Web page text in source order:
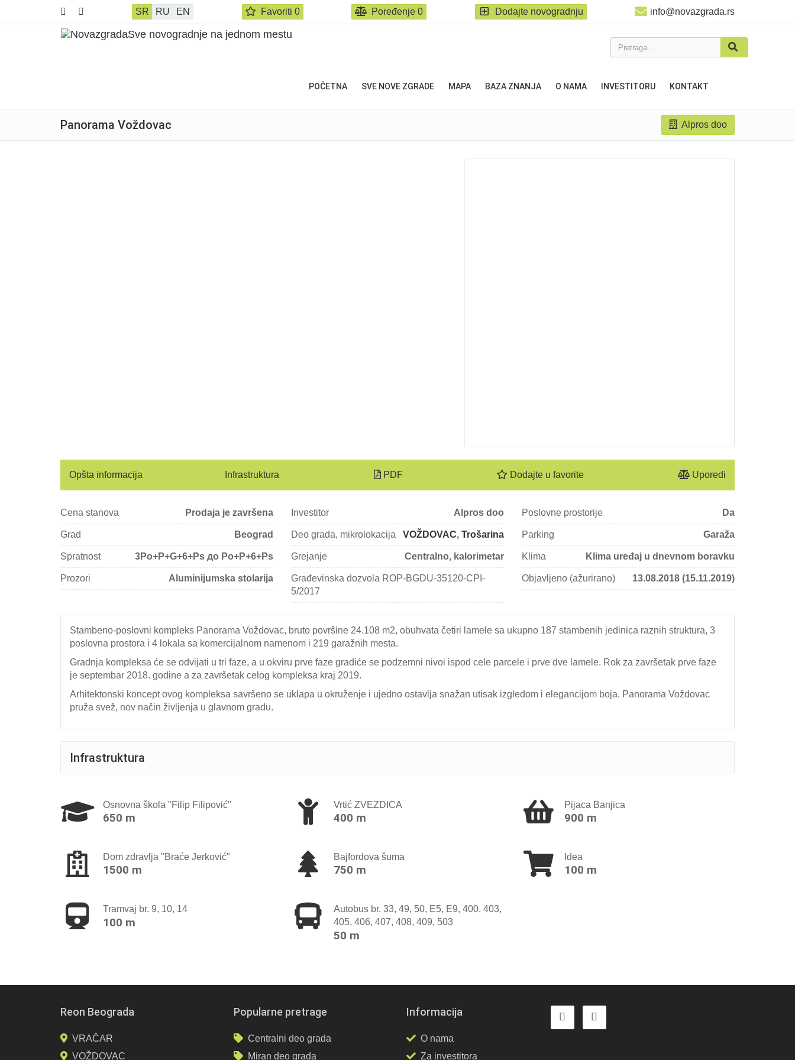
SR RU EN Favoriti 0 Poređenje0 Dodajte novogradnju info@novazgrada.rs
Pretraga...
POČETNA SVE NOVE ZGRADE MAPA BAZA ZNANJA O NAMA INVESTITORU KONTAKT
Panorama Voždovac Alpros doo
Opšta informacija Infrastruktura PDF Dodajte u favorite Uporedi
Cena stanova Prodaja je završena Investitor Alpros doo Poslovne prostorije Da
Grad Beograd Deo grada, mikrolokacija VOŽDOVAC, Trošarina Parking Garaža
Spratnost 3Po+P+G+6+Ps до Po+P+6+Ps Grejanje Centralno, kalorimetar Klima Klima uređaj u dnevnom boravku
Prozori Aluminijumska stolarija
Građevinska dozvola ROP-BGDU-35120-CPI-
5/2017
Objavljeno (ažurirano) 13.08.2018 (15.11.2019)
Stambeno-poslovni kompleks Panorama Voždovac, bruto površine 24.108 m2, obuhvata četiri lamele sa ukupno 187 stambenih jedinica raznih struktura, 3
poslovna prostora i 4 lokala sa komercijalnom namenom i 219 garažnih mesta.
Gradnja kompleksa će se odvijati u tri faze, a u okviru prve faze gradiće se podzemni nivoi ispod cele parcele i prve dve lamele. Rok za završetak prve faze
je septembar 2018. godine a za završetak celog kompleksa kraj 2019.
Arhitektonski koncept ovog kompleksa savršeno se uklapa u okruženje i ujedno ostavlja snažan utisak izgledom i elegancijom boja. Panorama Voždovac
pruža svež, nov način življenja u glavnom gradu.
Infrastruktura
Osnovna škola "Filip Filipović"
650 m
Vrtić ZVEZDICA
400 m
Pijaca Banjica
900 m
Dom zdravlja "Braće Jerković"
1500 m
Bajfordova šuma
750 m
Idea
100 m
Tramvaj br. 9, 10, 14
100 m
Autobus br. 33, 49, 50, Е5, Е9, 400, 403,
405, 406, 407, 408, 409, 503
50 m
Reon Beograda
VRAČAR
VOŽDOVAC
Popularne pretrage
Centralni deo grada
Miran deo grada
Informacija
O nama
Za investitora